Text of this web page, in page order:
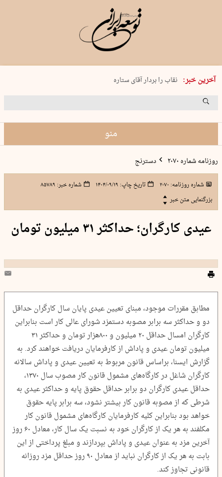
آخرین خبر:
پنجشنبه 15 مرداد 1405 شماره 2243
نقاب را بردار آقای ستاره
کدام فوتبال؟
منو
روزنامه شماره ۲۰۷۰ دسترنج
شماره روزنامه: ۲۰۷۰ تاریخ چاپ: ۱۴۰۴/۰۹/۱۹ شماره خبر: ۸۵۷۸۹
بزرگنمایی متن خبر
عیدی کارگران؛ حداکثر ۳۱ میلیون تومان
مطابق مقررات موجود، مبنای تعیین عیدی پایان سال کارگران حداقل
دو و حداکثر سه برابر مصوبه دستمزد شورای عالی کار است بنابراین
کارگران امسال حداقل ۲۰ میلیون و ۸۰۰هزار تومان و حداکثر ۳۱
میلیون تومان عیدی و پاداش از کارفرمایان دریافت خواهند کرد. به
گزارش ایسنا، براساس قانون مربوط به تعیین عیدی و پاداش سالانه
کارگران شاغل در کارگاه‌های مشمول قانون کار مصوب سال ۱۳۷۰،
حداقل عیدی کارگران دو برابر حداقل حقوق پایه و حداکثر عیدی به
شرطی که از مصوبه قانون کار بیشتر نشود، سه برابر پایه حقوق
خواهد بود بنابراین کلیه کارفرمایان کارگاه‌های مشمول قانون کار
مکلفند به هر یک از کارگران خود به نسبت یک سال کار، معادل ۶۰ روز
آخرین مزد ‌به عنوان عیدی و پاداش بپردازند و مبلغ پرداختی از این
بابت به هر یک از کارگران نباید از معادل ۹۰ روز حداقل مزد روزانه
قانونی تجاوز کند.